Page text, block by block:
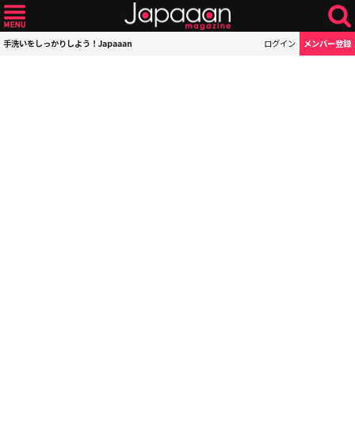
手洗いをしっかりしよう！Japaaan ログイン メンバー登録